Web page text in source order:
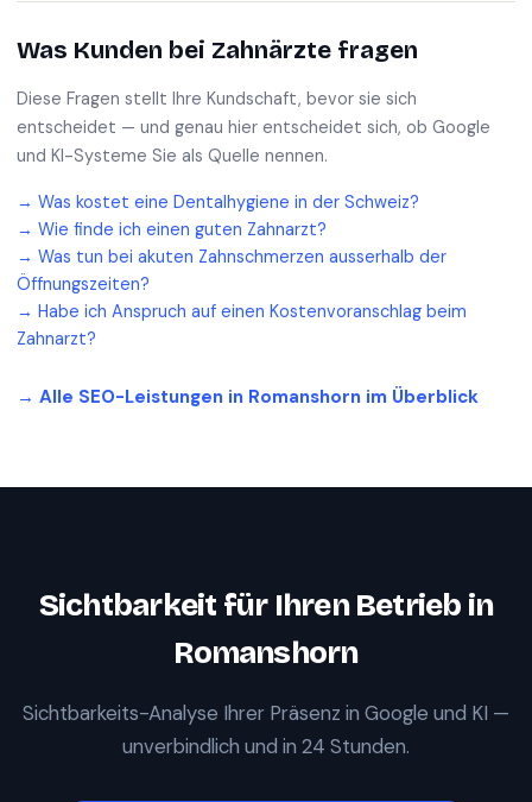
Was Kunden bei Zahnärzte fragen
Diese Fragen stellt Ihre Kundschaft, bevor sie sich
entscheidet — und genau hier entscheidet sich, ob Google
und KI-Systeme Sie als Quelle nennen.
→ Was kostet eine Dentalhygiene in der Schweiz?
→ Wie finde ich einen guten Zahnarzt?
→ Was tun bei akuten Zahnschmerzen ausserhalb der
Öffnungszeiten?
→ Habe ich Anspruch auf einen Kostenvoranschlag beim
Zahnarzt?
→ Alle SEO-Leistungen in Romanshorn im Überblick
Sichtbarkeit für Ihren Betrieb in
Romanshorn
Sichtbarkeits-Analyse Ihrer Präsenz in Google und KI —
unverbindlich und in 24 Stunden.